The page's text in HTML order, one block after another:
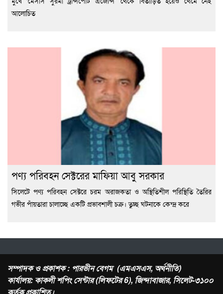
আলোচিত
পণ্য পরিবহন সেক্টরের মাফিয়া আবু সরকার
সিলেটে পণ্য পরিবহন সেক্টরে চরম অরাজকতা ও অস্থিতিশীল পরিস্থিতি তৈরির
গভীর পাঁয়তারা চালাচ্ছে একটি প্রভাবশালী চক্র। তুচ্ছ ঘটনাকে কেন্দ্র করে
সম্পাদক ও প্রকাশক : পারভীন বেগম (এমএসএস, অর্থনীতি)
কার্যালয়: কাকলী শপিং সেন্টার (লিফটের 6), জিন্দাবাজার, সিলেট-৩১০০